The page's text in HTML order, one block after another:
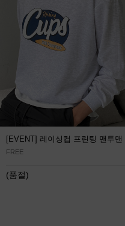
[EVENT] 레이싱컵 프린팅 맨투맨
FREE
(품절)